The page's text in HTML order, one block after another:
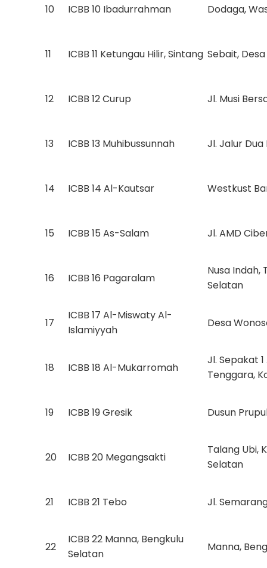
10 ICBB 10 Ibadurrahman Dodaga,
11 ICBB 11 Ketungau Hilir, Sintang Sebait,
12 ICBB 12 Curup Jl. Musi
13 ICBB 13 Muhibussunnah Jl. Jalur Dua
14 ICBB 14 Al-Kautsar Westkust
15 ICBB 15 As-Salam Jl. AMD
16 ICBB 16 Pagaralam
Nusa Indah,
Selatan
17
ICBB 17 Al-Miswaty Al-
Islamiyyah
Desa
18 ICBB 18 Al-Mukarromah
Jl. Sepakat
Tenggara,
19 ICBB 19 Gresik Dusun
20 ICBB 20 Megangsakti
Talang Ubi,
Selatan
21 ICBB 21 Tebo Jl.
22
ICBB 22 Manna, Bengkulu
Selatan
Manna,